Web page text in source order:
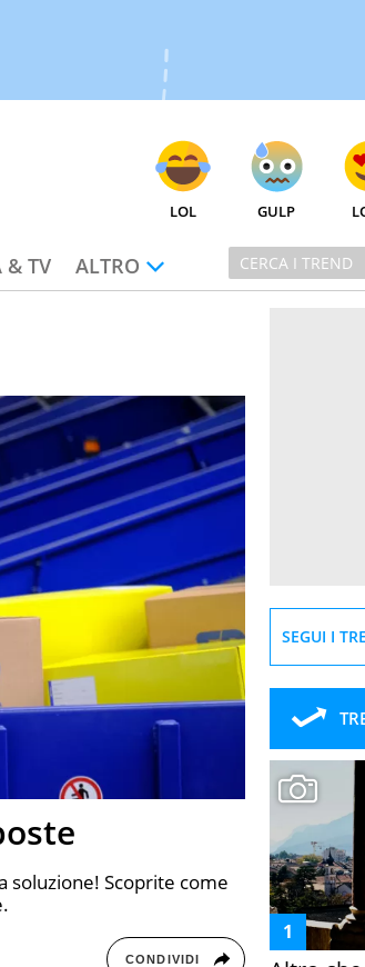
LOL GULP
& TV ALTRO
soluzione! Scoprite come
CONDIVIDI
SEGUI I